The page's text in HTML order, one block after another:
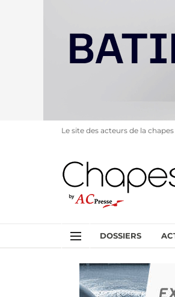
Le site des acteurs de la chapes
DOSSIERS